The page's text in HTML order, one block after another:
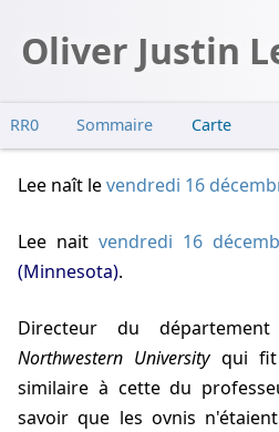
Oliver Justin
RR0 Sommaire Carte
Lee naît levendredi 16
Lee nait vendredi 16
(Minnesota).
Directeur du
Northwestern Universityqui fit
similaire à cette du
savoir que les ovnis